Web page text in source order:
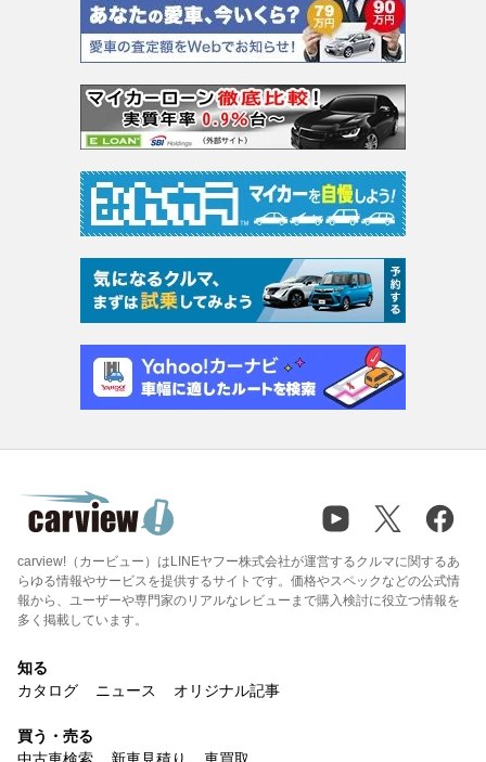
carview!（カービュー）はLINEヤフー株式会社が運営するクルマに関するあ
らゆる情報やサービスを提供するサイトです。価格やスペックなどの公式情
報から、ユーザーや専門家のリアルなレビューまで購入検討に役立つ情報を
多く掲載しています。
知る
カタログ
ニュース オリジナル記事
買う・売る